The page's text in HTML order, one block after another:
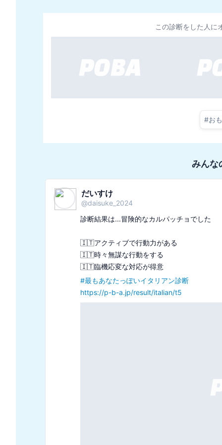
この診断をした人に
#お
みんな
眠たがりのレモン
remon_onigiri24
診断結果は...ゴールドでした
大胆派手なことを好むタイプ
意外と気まぐれでマイペース
言葉に勢いと説得力がある
あなたをキラキラで例える診断
https://p-b-a.jp/result/kirak/t5